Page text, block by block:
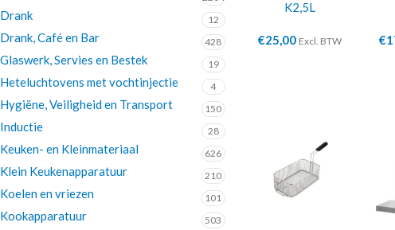
Drank 12
Drank, Café en Bar 428
Glaswerk, Servies en Bestek 19
Heteluchtovens met vochtinjectie 4
Hygiëne, Veiligheid en Transport 150
Inductie 28
Keuken- en Kleinmateriaal 626
Klein Keukenapparatuur 210
Koelen en vriezen 101
Kookapparatuur 503
K2,5L
€25,00 Excl. BTW €